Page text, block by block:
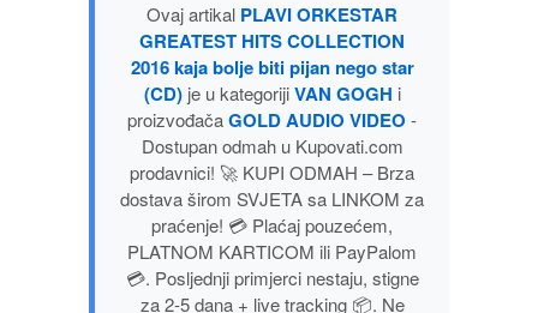
PUBLICISTIKA
PUTOPISI
STRIP
TEORIJE ZAVERE
Ovaj artikal PLAVI ORKESTAR
GREATEST HITS COLLECTION
2016 kaja bolje biti pijan nego star
(CD)je u kategorijiVAN GOGH i
proizvođačaGOLD AUDIO VIDEO -
Dostupan odmah u Kupovati.com
prodavnici! 🚀 KUPI ODMAH – Brza
dostava širom SVJETA sa LINKOM za
praćenje! 💳 Plaćaj pouzećem,
PLATNOM KARTICOM ili PayPalom
💳. Posljednji primjerci nestaju, stigne
za 2-5 dana + live tracking 📦. Ne